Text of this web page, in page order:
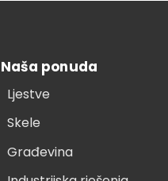
Naša ponuda
Ljestve
Skele
Građevina